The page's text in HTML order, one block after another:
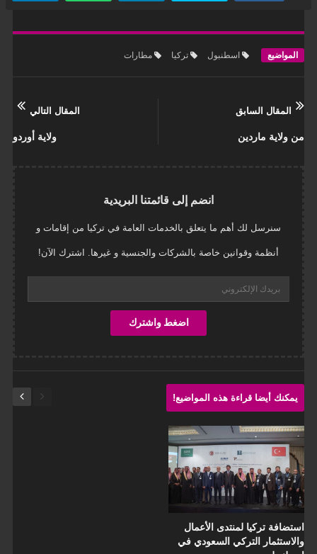
المواضيع اسطنبول تركيا مطارات
المقال السابق
من ولاية ماردين
المقال التالي
ولاية أوردو
انضم إلى قائمتنا البريدية
سنرسل لك أهم ما يتعلق بالخدمات العامة في تركيا من إقامات و
أنظمة وقوانين خاصة بالشركات والجنسية و غيرها. اشترك الآن!
يمكنك أيضا قراءة هذه المواضيع!
استضافة تركيا لمنتدى الأعمال
والاستثمار التركي السعودي في